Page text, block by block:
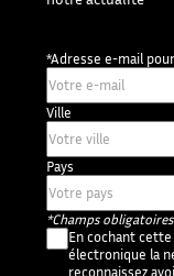
*Adresse e-mail
Ville
Pays
*Champs obligatoires
V
o
En cochant
électronique la
reconnaissez